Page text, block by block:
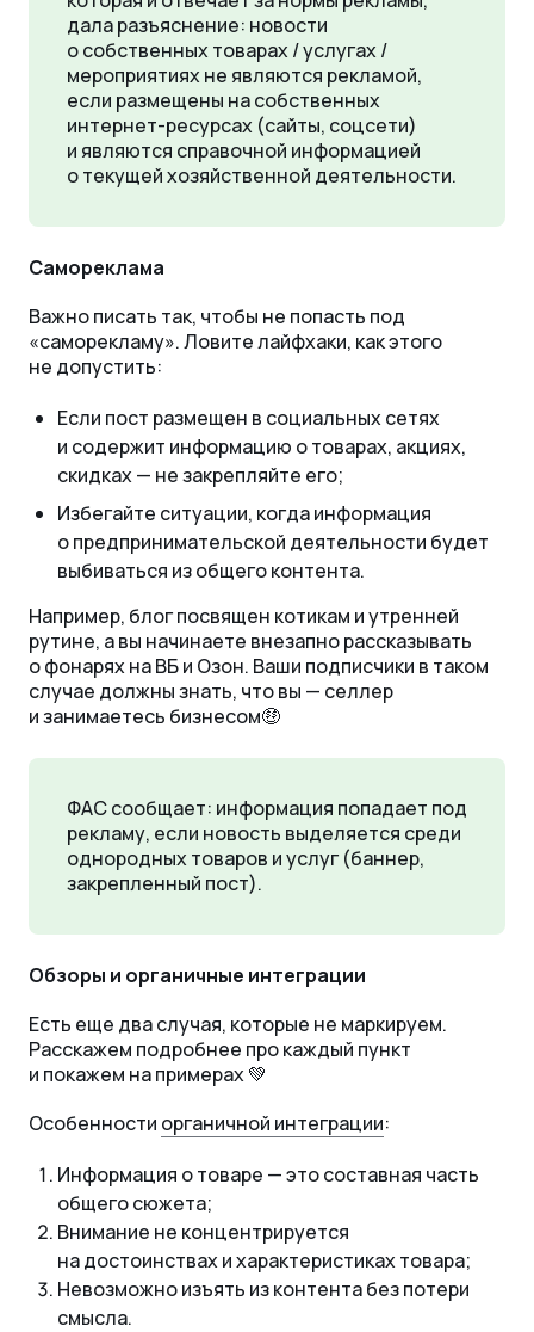
дала разъяснение: новости
о собственных товарах / услугах /
мероприятиях не являются рекламой,
если размещены на собственных
интернет-ресурсах (сайты, соцсети)
и являются справочной информацией
о текущей хозяйственной деятельности.
Самореклама
Важно писать так, чтобы не попасть под
«саморекламу». Ловите лайфхаки, как этого
не допустить:
Если пост размещен в социальных сетях
и содержит информацию о товарах, акциях,
скидках — не закрепляйте его;
Избегайте ситуации, когда информация
о предпринимательской деятельности будет
выбиваться из общего контента.
Например, блог посвящен котикам и утренней
рутине, а вы начинаете внезапно рассказывать
о фонарях на ВБ и Озон. Ваши подписчики в таком
случае должны знать, что вы — селлер
и занимаетесь бизнесом🤑
ФАС сообщает: информация попадает под
рекламу, если новость выделяется среди
однородных товаров и услуг (баннер,
закрепленный пост).
Обзоры и органичные интеграции
Есть еще два случая, которые не маркируем.
Расскажем подробнее про каждый пункт
и покажем на примерах 💚
Особенности органичной интеграции:
Информация о товаре — это составная часть
общего сюжета;
Внимание не концентрируется
на достоинствах и характеристиках товара;
Невозможно изъять из контента без потери
смысла.